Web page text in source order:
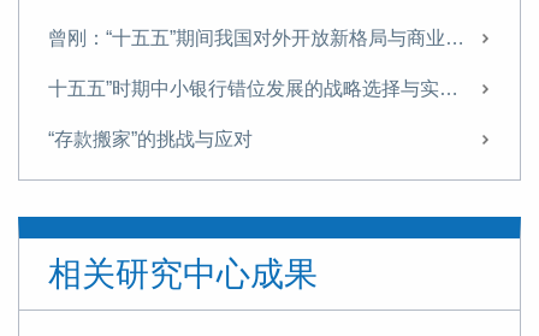
曾刚：“十五五”期间我国对外开放新格局与商业银行经营策略
十五五”时期中小银行错位发展的战略选择与实施路径
“存款搬家”的挑战与应对
信托业需从“规模为王”转向“能力至上”
探索非银机构流动性支持，筑牢金融安全网
相关研究中心成果